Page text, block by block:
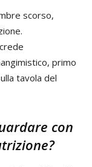
scorso,
primo
tavola del
con